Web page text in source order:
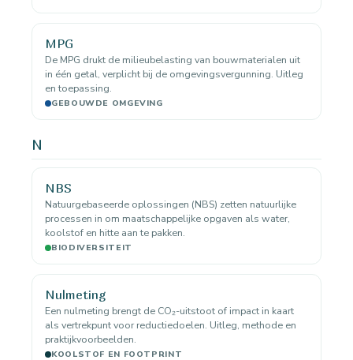
MPG
De MPG drukt de milieubelasting van bouwmaterialen uit
in één getal, verplicht bij de omgevingsvergunning. Uitleg
en toepassing.
GEBOUWDE OMGEVING
N
NBS
Natuurgebaseerde oplossingen (NBS) zetten natuurlijke
processen in om maatschappelijke opgaven als water,
koolstof en hitte aan te pakken.
BIODIVERSITEIT
Nulmeting
Een nulmeting brengt de CO₂-uitstoot of impact in kaart
als vertrekpunt voor reductiedoelen. Uitleg, methode en
praktijkvoorbeelden.
KOOLSTOF EN FOOTPRINT